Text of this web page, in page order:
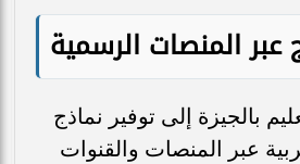
عبر المنصات الرسمية
بالجيزة إلى توفير نماذج
عبر المنصات والقنوات